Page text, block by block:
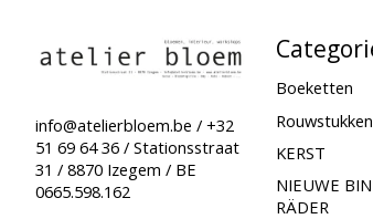
info@atelierbloem.be / +32
51 69 64 36 / Stationsstraat
31 / 8870 Izegem / BE
0665.598.162
Boeketten
Rouwstukken
KERST
NIEUWE
RÄDER